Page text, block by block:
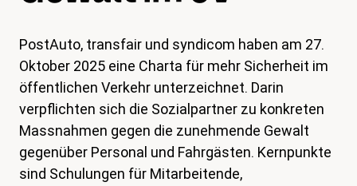
Shop
Kontakt
Familienzeit
Meine Lehre. Meine Rechte
Mitglied werden
PostAuto, transfair und syndicom haben am 27.
Oktober 2025 eine Charta für mehr Sicherheit im
öffentlichen Verkehr unterzeichnet. Darin
verpflichten sich die Sozialpartner zu konkreten
Massnahmen gegen die zunehmende Gewalt
gegenüber Personal und Fahrgästen. Kernpunkte
sind Schulungen für Mitarbeitende,